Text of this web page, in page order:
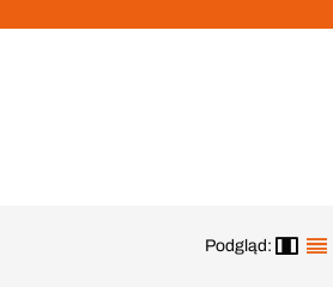
Podgląd: